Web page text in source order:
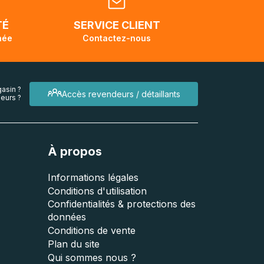
SERVICE CLIENT
Contactez-nous
Accès revendeurs / détaillants
?
?
À propos
Informations légales
Conditions d'utilisation
Confidentialités & protections des
données
Conditions de vente
Plan du site
Qui sommes nous ?